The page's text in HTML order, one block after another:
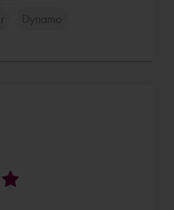
Dynamo